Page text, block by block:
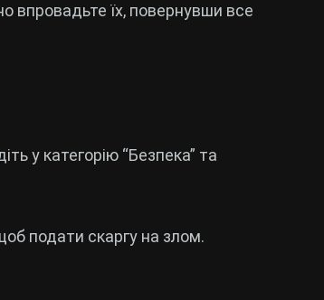
впровадьте їх, повернувши все
у категорію “Безпека” та
подати скаргу на злом.